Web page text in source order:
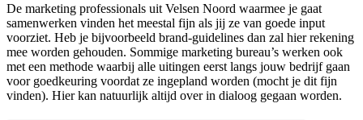
De marketing professionals uit Velsen Noord waarmee je gaat
samenwerken vinden het meestal fijn als jij ze van goede input
voorziet. Heb je bijvoorbeeld brand-guidelines dan zal hier rekening
mee worden gehouden. Sommige marketing bureau’s werken ook
met een methode waarbij alle uitingen eerst langs jouw bedrijf gaan
voor goedkeuring voordat ze ingepland worden (mocht je dit fijn
vinden). Hier kan natuurlijk altijd over in dialoog gegaan worden.